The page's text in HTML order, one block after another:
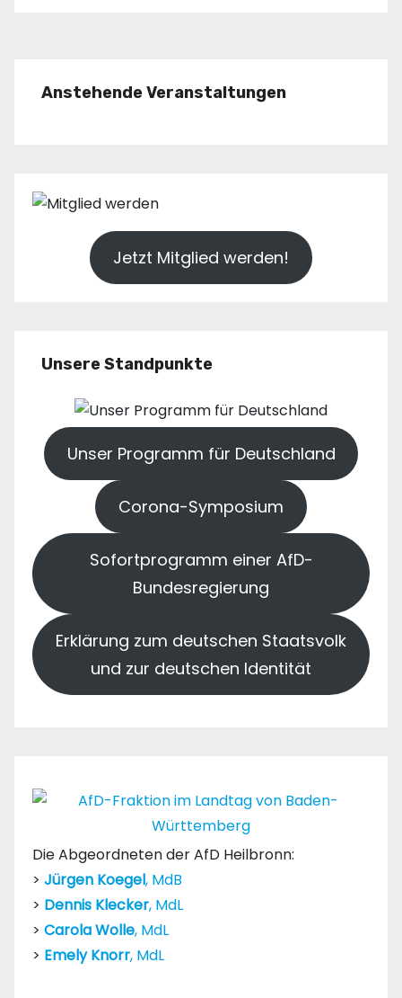
Anstehende Veranstaltungen
Jetzt Mitglied werden!
Unsere Standpunkte
Unser Programm für Deutschland
Corona-Symposium
Sofortprogramm einer AfD-
Bundesregierung
Erklärung zum deutschen Staatsvolk
und zur deutschen Identität
Die Abgeordneten der AfD Heilbronn:
> Jürgen Koegel, MdB
> Dennis Klecker, MdL
> Carola Wolle, MdL
> Emely Knorr, MdL